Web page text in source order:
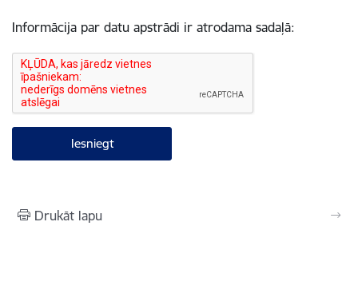
Informācija par datu apstrādi ir atrodama sadaļā:
Drukāt lapu